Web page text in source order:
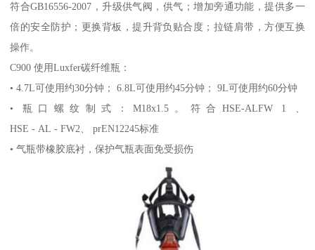
符合GB16556-2007，升级供气阀，供气；增加旁通功能，提供多一
倍的安全防护；更换背板，提升背负贴合度；拉链肩带，方便互换
操作。
C900 使用Luxfer碳纤维瓶：
• 4.7L可使用约30分钟； 6.8L可使用约45分钟； 9L可使用约60分钟
• 瓶口螺纹制式：M18x1.5。符合HSE-ALFW 1 、
HSE - AL - FW2、 prEN12245标准
• 气瓶带橡胶底衬，保护气瓶表面免受损伤